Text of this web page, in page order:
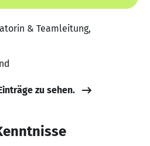
& Teamleitung,
zu sehen.